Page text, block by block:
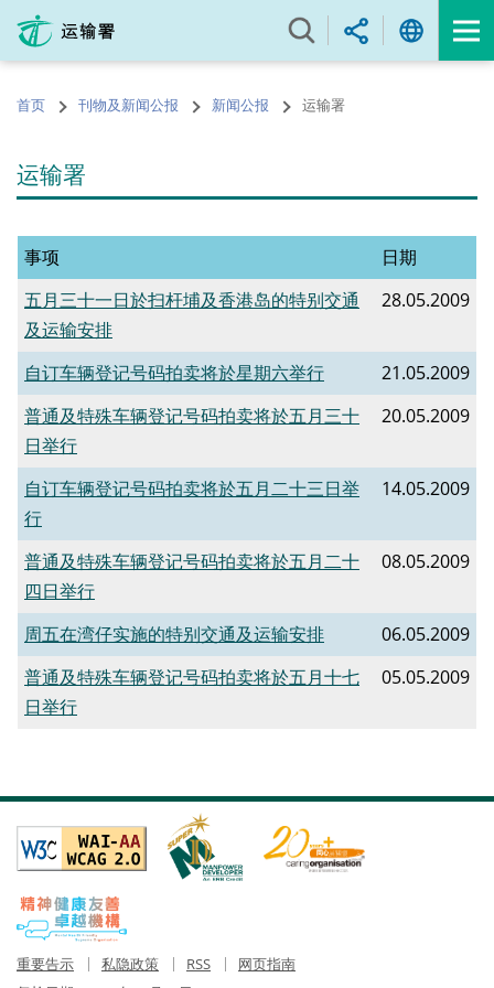
内
的首页 刊物及新闻公报 新闻公报 运输署
运输署
事项
日期
五月三十一日於扫杆埔及香港岛的特别交通
及运输安排
28.05.2009
自订车辆登记号码拍卖将於星期六举行
21.05.2009
普通及特殊车辆登记号码拍卖将於五月三十
日举行
20.05.2009
自订车辆登记号码拍卖将於五月二十三日举
行
14.05.2009
普通及特殊车辆登记号码拍卖将於五月二十
四日举行
08.05.2009
周五在湾仔实施的特别交通及运输安排
06.05.2009
普通及特殊车辆登记号码拍卖将於五月十七
日举行
05.05.2009
重要告示 私隐政策 RSS
网页指南